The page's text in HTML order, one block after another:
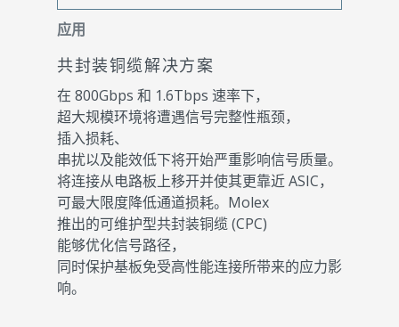
应用
共封装铜缆解决方案
在 800Gbps 和 1.6Tbps 速率下，
超大规模环境将遭遇信号完整性瓶颈，
插入损耗、
串扰以及能效低下将开始严重影响信号质量。
将连接从电路板上移开并使其更靠近 ASIC，
可最大限度降低通道损耗。Molex
推出的可维护型共封装铜缆 (CPC)
能够优化信号路径，
同时保护基板免受高性能连接所带来的应力影
响。